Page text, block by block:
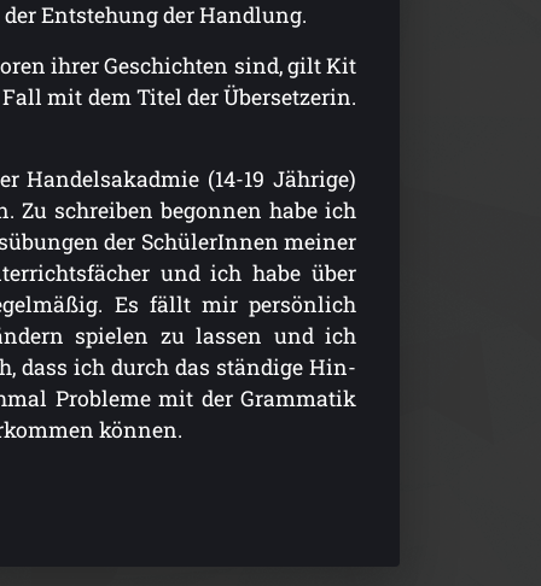
Entstehung der Handlung.
ihrer Geschichten sind, gilt Kit
mit dem Titel der Übersetzerin.
Handelsakadmie (14-19 Jährige)
Zu schreiben begonnen habe ich
der SchülerInnen meiner
und ich habe über
Es fällt mir persönlich
spielen zu lassen und ich
dass ich durch das ständige Hin-
Probleme mit der Grammatik
können.